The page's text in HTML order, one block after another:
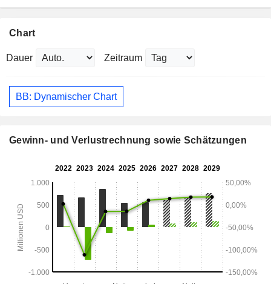
Chart
Dauer Zeitraum
BB: Dynamischer Chart
Gewinn- und Verlustrechnung sowie Schätzungen